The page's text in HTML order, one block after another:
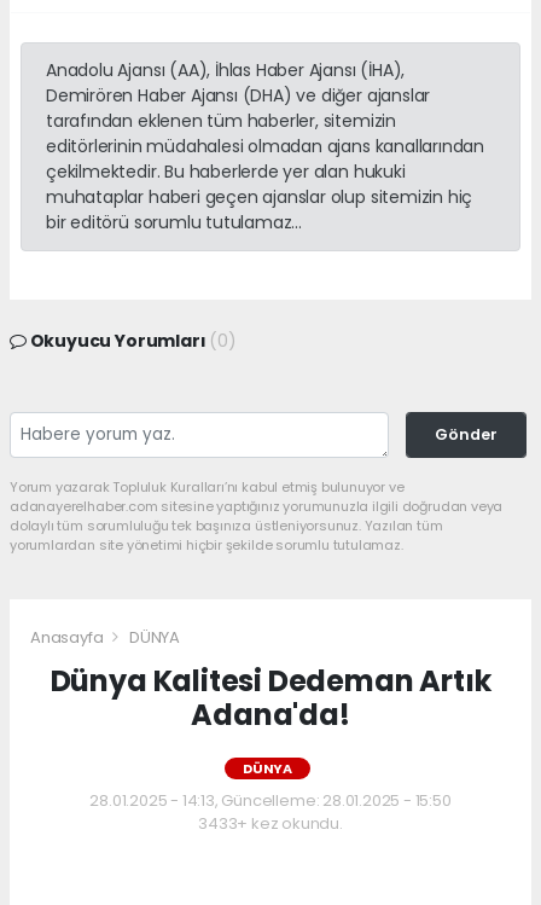
Anadolu Ajansı (AA), İhlas Haber Ajansı (İHA),
Demirören Haber Ajansı (DHA) ve diğer ajanslar
tarafından eklenen tüm haberler, sitemizin
editörlerinin müdahalesi olmadan ajans kanallarından
çekilmektedir. Bu haberlerde yer alan hukuki
muhataplar haberi geçen ajanslar olup sitemizin hiç
bir editörü sorumlu tutulamaz...
Okuyucu Yorumları (0)
Gönder
Yorum yazarak Topluluk Kuralları’nı kabul etmiş bulunuyor ve
adanayerelhaber.com sitesine yaptığınız yorumunuzla ilgili doğrudan veya
dolaylı tüm sorumluluğu tek başınıza üstleniyorsunuz. Yazılan tüm
yorumlardan site yönetimi hiçbir şekilde sorumlu tutulamaz.
Anasayfa DÜNYA
Dünya Kalitesi Dedeman Artık
Adana'da!
DÜNYA
28.01.2025 - 14:13, Güncelleme: 28.01.2025 - 15:50
3433+ kez okundu.